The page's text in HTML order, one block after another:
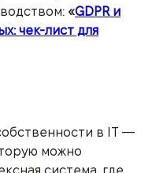
«GDPR и
чек-лист для
в IT —
можно
система, где